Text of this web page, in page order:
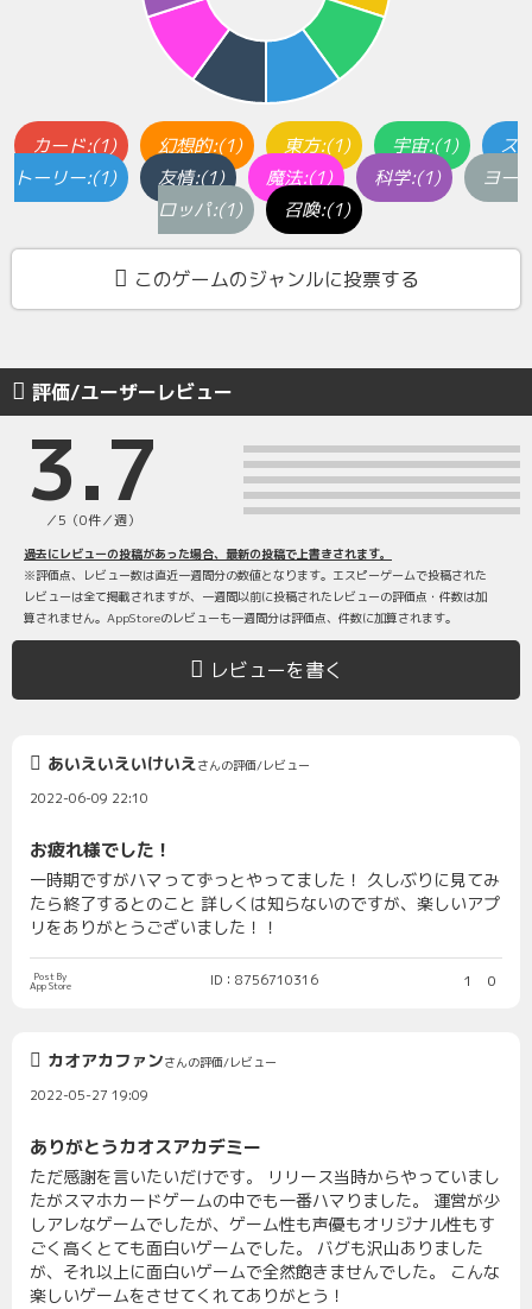
カード:(1) 幻想的:(1) 東方:(1) 宇宙:(1)
ス
トーリー:(1)
友情:(1) 魔法:(1) 科学:(1)
ヨー
ロッパ:(1)
召喚:(1)
このゲームのジャンルに投票する
評価/ユーザーレビュー
3.7
／5（0件／週）
過去にレビューの投稿があった場合、最新の投稿で上書きされます。
※評価点、レビュー数は直近一週間分の数値となります。エスピーゲームで投稿された
レビューは全て掲載されますが、一週間以前に投稿されたレビューの評価点・件数は加
算されません。AppStoreのレビューも一週間分は評価点、件数に加算されます。
レビューを書く
あいえいえいけいえさんの評価/レビュー
2022-06-09 22:10
お疲れ様でした！
一時期ですがハマってずっとやってました！ 久しぶりに見てみ
たら終了するとのこと 詳しくは知らないのですが、楽しいアプ
リをありがとうございました！！
Post By
App Store ID：8756710316 1 0
カオアカファンさんの評価/レビュー
2022-05-27 19:09
ありがとうカオスアカデミー
ただ感謝を言いたいだけです。 リリース当時からやっていまし
たがスマホカードゲームの中でも一番ハマりました。 運営が少
しアレなゲームでしたが、ゲーム性も声優もオリジナル性もす
ごく高くとても面白いゲームでした。 バグも沢山ありました
が、それ以上に面白いゲームで全然飽きませんでした。 こんな
楽しいゲームをさせてくれてありがとう！